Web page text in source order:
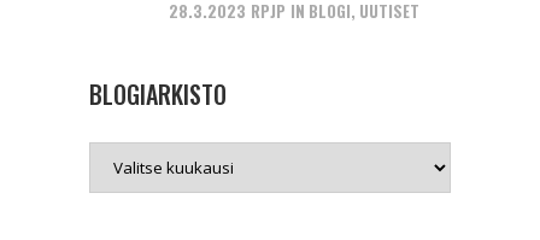
28.3.2023 RPJP IN BLOGI, UUTISET
BLOGIARKISTO
Blogiarkisto